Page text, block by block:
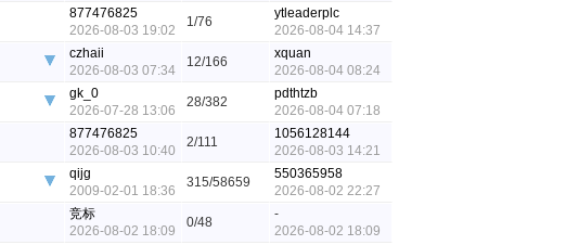
877476825
2026-08-03 19:02
1/76
ytleaderplc
2026-08-04 14:37
czhaii
2026-08-03 07:34
12/166
xquan
2026-08-04 08:24
gk_0
2026-07-28 13:06
28/382
pdthtzb
2026-08-04 07:18
877476825
2026-08-03 10:40
2/111
1056128144
2026-08-03 14:21
qijg
2009-02-01 18:36
315/58659
550365958
2026-08-02 22:27
竞标
2026-08-02 18:09
0/48
-
2026-08-02 18:09